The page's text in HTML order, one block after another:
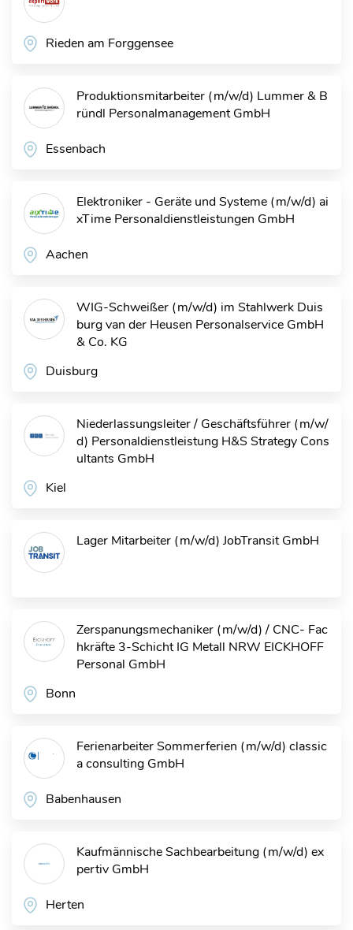
Rieden am Forggensee
Produktionsmitarbeiter (m/w/d) Lummer & B
ründl Personalmanagement GmbH
Essenbach
Elektroniker - Geräte und Systeme (m/w/d) ai
xTime Personaldienstleistungen GmbH
Aachen
WIG-Schweißer (m/w/d) im Stahlwerk Duis
burgvan der Heusen Personalservice GmbH
& Co. KG
Duisburg
Niederlassungsleiter / Geschäftsführer (m/w/
d) Personaldienstleistung H&S Strategy Cons
ultants GmbH
Kiel
Lager Mitarbeiter (m/w/d) JobTransit GmbH
Zerspanungsmechaniker (m/w/d) / CNC- Fac
hkräfte 3-Schicht IG Metall NRW EICKHOFF
Personal GmbH
Bonn
Ferienarbeiter Sommerferien (m/w/d) classic
a consulting GmbH
Babenhausen
Kaufmännische Sachbearbeitung (m/w/d) ex
pertiv GmbH
Herten